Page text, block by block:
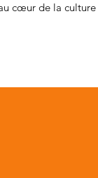
cœur de la